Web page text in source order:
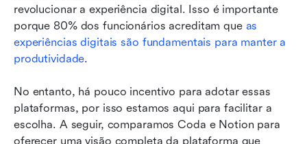
revolucionar a experiência digital. Isso é importante
porque 80% dos funcionários acreditam que as
experiências digitais são fundamentais para manter a
produtividade.
No entanto, há pouco incentivo para adotar essas
plataformas, por isso estamos aqui para facilitar a
escolha. A seguir, comparamos Coda e Notion para
oferecer uma visão completa da plataforma que